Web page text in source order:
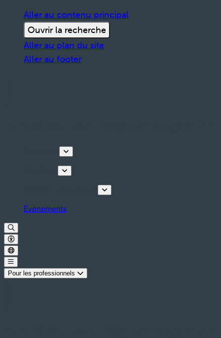
Aller au contenu principal
Ouvrir la recherche
Aller au plan du site
Aller au footer
Événements
Pour les professionnels